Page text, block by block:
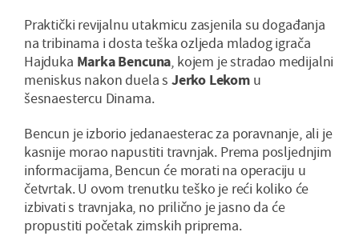
Praktički revijalnu utakmicu zasjenila su događanja
na tribinama i dosta teška ozljeda mladog igrača
Hajduka Marka Bencuna, kojem je stradao medijalni
meniskus nakon duela s Jerko Lekomu
šesnaestercu Dinama.
Bencun je izborio jedanaesterac za poravnanje, ali je
kasnije morao napustiti travnjak. Prema posljednjim
informacijama, Bencun će morati na operaciju u
četvrtak. U ovom trenutku teško je reći koliko će
izbivati s travnjaka, no prilično je jasno da će
propustiti početak zimskih priprema.